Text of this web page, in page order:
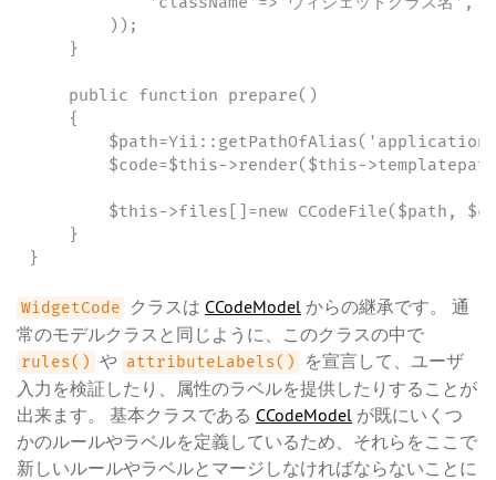
        ));
    }
    public function prepare()
    {
$code=$this->render($this-
$this->files[]=new CCodeFile($path,
    }
}
WidgetCode クラスは CCodeModel からの継承です。 通
常のモデルクラスと同じように、このクラスの中で
rules() や attributeLabels()
を宣言して、ユーザ
入力を検証したり、属性のラベルを提供したりすることが
出来ます。 基本クラスである CCodeModel が既にいくつ
かのルールやラベルを定義しているため、それらをここで
新しいルールやラベルとマージしなければならないことに